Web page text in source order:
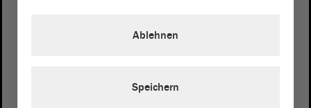
Ablehnen
Speichern